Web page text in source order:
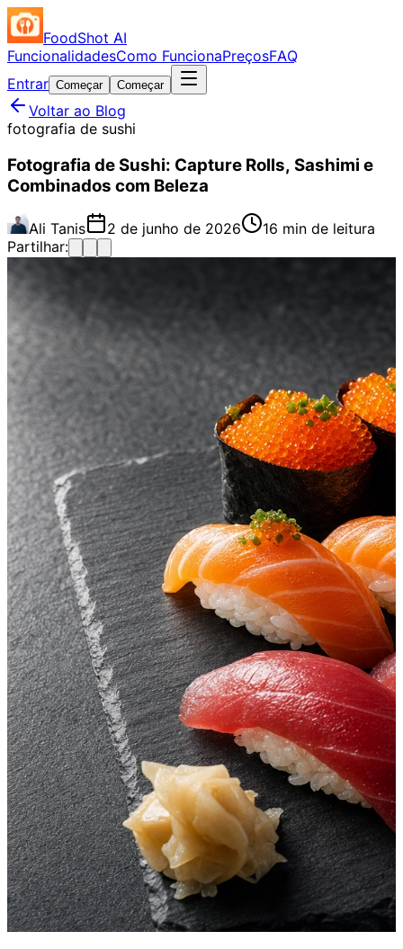
FoodShot AI
FuncionalidadesComo FuncionaPreçosFAQ
Entrar Começar Começar
Voltar ao Blog
fotografia de sushi
Fotografia de Sushi: Capture Rolls, Sashimi e
Combinados com Beleza
Ali Tanis 2 de junho de 2026
16 min de leitura
Partilhar: